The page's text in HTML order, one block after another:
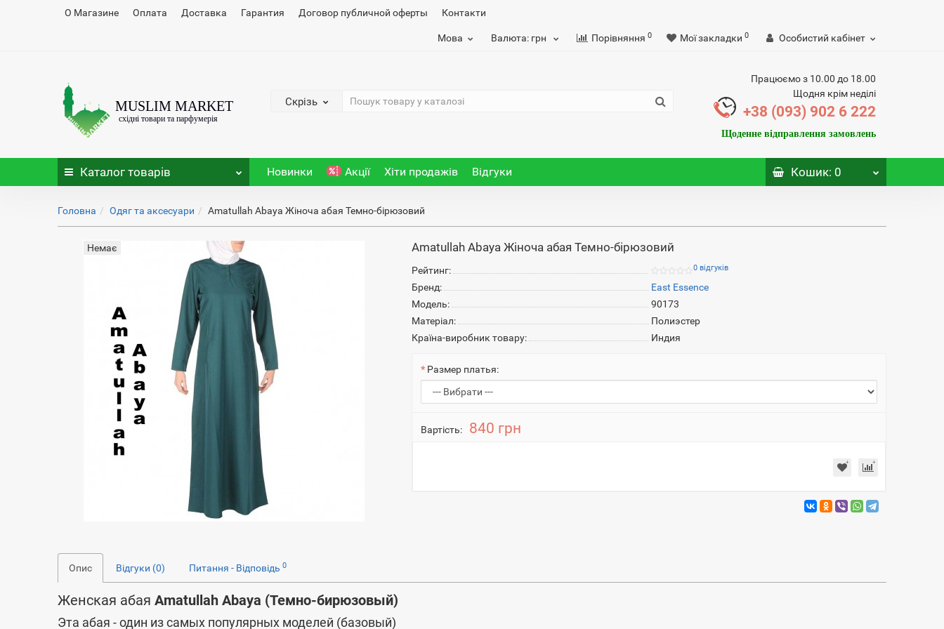
О Магазине Оплата Доставка Гарантия Договор публичной оферты Контакти
Мова Валюта: грн Порівняння 0 Мої закладки 0 Особистий кабінет
Скрізь
Працюємо з 10.00 до 18.00
Щодня крім неділі
+38 (093) 902 6 222
Щоденне відправлення замовлень
Каталог товарів Новинки Акції Хіти продажів Відгуки Кошик: 0
Головна Одяг та аксесуари Amatullah Abaya Жіноча абая Темно-бірюзовий
Немає Amatullah Abaya Жіноча абая Темно-бірюзовий
Рейтинг: 0 відгуків
Бренд:
East Essence
Модель:
90173
Матеріал:
Полиэстер
Країна-виробник товару:
Индия
Размер платья:
Вартість: 840 грн
Опис Відгуки (0) Питання - Відповідь0
Женская абаяAmatullah Abaya (Темно-бирюзовый)
Эта абая - один из самых популярных моделей (базовый)